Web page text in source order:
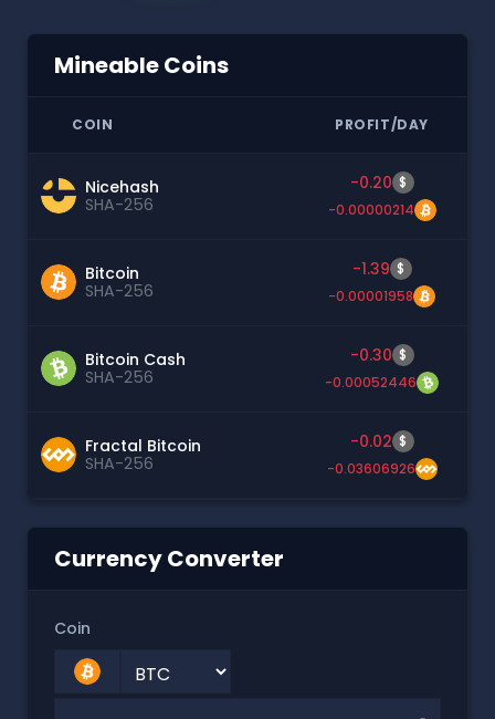
Mineable Coins
COIN PROFIT/DAY
Nicehash
SHA-256
-0.20 $
-0.00000214
Bitcoin
SHA-256
-1.39 $
-0.00001958
Bitcoin Cash
SHA-256
-0.30 $
-0.00052446
Fractal Bitcoin
SHA-256
-0.02 $
-0.03606926
Currency Converter
Coin